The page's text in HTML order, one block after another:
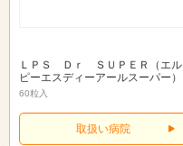
ＬＰＳ Ｄｒ ＳＵＰＥＲ（エル
ピーエスディーアールスーパー）
60粒入
取扱い病院